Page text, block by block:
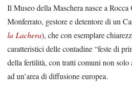
Il Museo della Maschera nasce a
Monferrato, gestore e detentore di un
la Lachera), che con esemplare
caratteristici delle contadine “feste di
della fertilità, con tratti comuni non solo
ad un’area di diffusione europea.